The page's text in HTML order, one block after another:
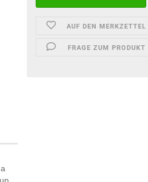
AUF DEN MERKZETTEL
FRAGE ZUM PRODUKT